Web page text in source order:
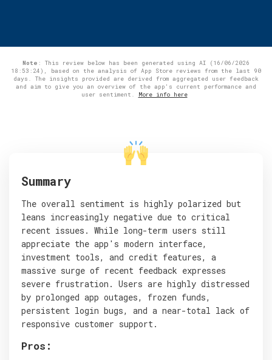
Note : This review below has been generated using AI (16/06/2026
18:53:24), based on the analysis of App Store reviews from the last 90
days. The insights provided are derived from aggregated user feedback
and aim to give you an overview of the app's current performance and
user sentiment.
More info here
Summary
The overall sentiment is highly polarized but
leans increasingly negative due to critical
recent issues. While long-term users still
appreciate the app's modern interface,
investment tools, and credit features, a
massive surge of recent feedback expresses
severe frustration. Users are highly distressed
by prolonged app outages, frozen funds,
persistent login bugs, and a near-total lack of
responsive customer support.
Pros: